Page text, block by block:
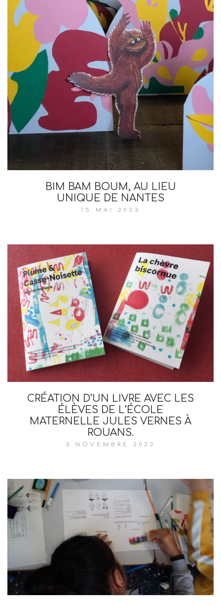
BIM BAM BOUM, AU LIEU
UNIQUE DE NANTES
15 MAI 2023
CRÉATION D’UN LIVRE AVEC LES
ÉLÈVES DE L’ÉCOLE
MATERNELLE JULES VERNES À
ROUANS.
3 NOVEMBRE 2022